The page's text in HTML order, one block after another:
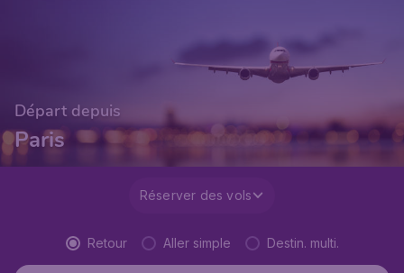
Départ depuis
Paris
Réserver des vols
Retour Aller simple Destin. multi.